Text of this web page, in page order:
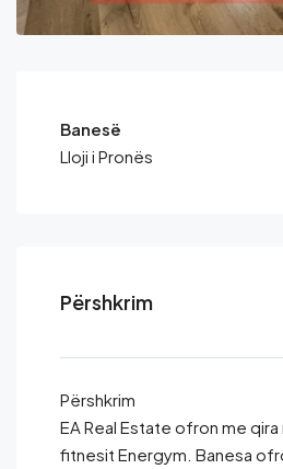
Banesë
Lloji i Pronës
Përshkrim
Përshkrim
EA Real Estate ofron me
fitnesit Energym. Banesa